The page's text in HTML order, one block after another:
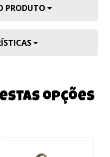
PRODUTO
opções